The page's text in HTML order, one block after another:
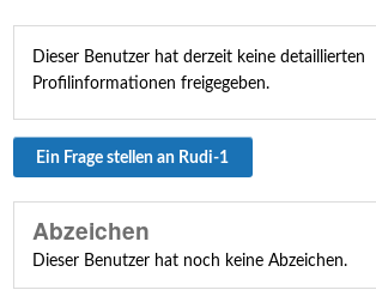
Dieser Benutzer hat derzeit keine detaillierten
Profilinformationen freigegeben.
Ein Frage stellen an Rudi-1
Abzeichen
Dieser Benutzer hat noch keine Abzeichen.